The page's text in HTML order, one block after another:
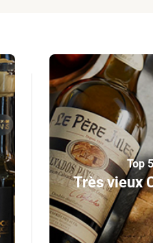
Top
Très vieux